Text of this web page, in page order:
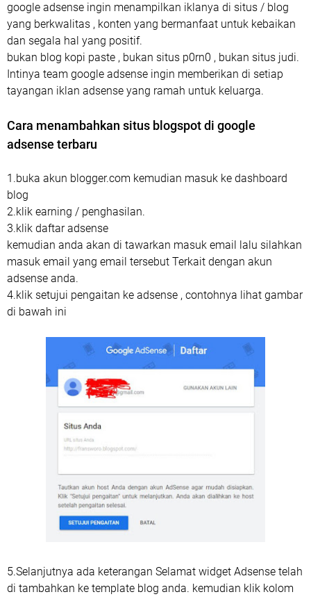
google adsense ingin menampilkan iklanya di situs / blog
yang berkwalitas , konten yang bermanfaat untuk kebaikan
dan segala hal yang positif.
bukan blog kopi paste , bukan situs p0rn0 , bukan situs judi.
Intinya team google adsense ingin memberikan di setiap
tayangan iklan adsense yang ramah untuk keluarga.
Cara menambahkan situs blogspot di google
adsense terbaru
1.buka akun blogger.com kemudian masuk ke dashboard
blog
2.klik earning / penghasilan.
3.klik daftar adsense
kemudian anda akan di tawarkan masuk email lalu silahkan
masuk email yang email tersebut Terkait dengan akun
adsense anda.
4.klik setujui pengaitan ke adsense , contohnya lihat gambar
di bawah ini
5.Selanjutnya ada keterangan Selamat widget Adsense telah
di tambahkan ke template blog anda. kemudian klik kolom